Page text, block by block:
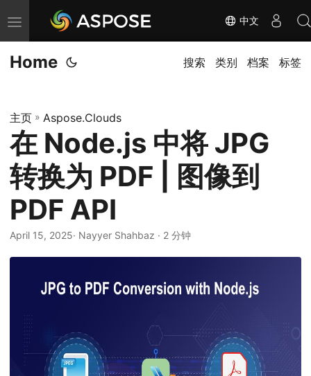
切
换
导
中文
Home 搜索 类别 档案 标签
主页 » Aspose.Clouds
在 Node.js 中将 JPG
转换为 PDF | 图像到
PDF API
April 15, 2025· Nayyer Shahbaz · 2 分钟